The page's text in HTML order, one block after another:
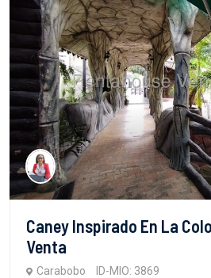
Caney Inspirado En La
Venta
Carabobo ID-MIO: 3869